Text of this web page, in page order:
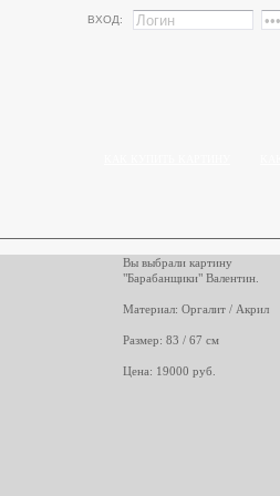
ВХОД:
Вы выбрали картину
"Барабанщики" Валентин.
Материал: Оргалит / Акрил
Размер: 83 / 67 см
Цена: 19000 руб.